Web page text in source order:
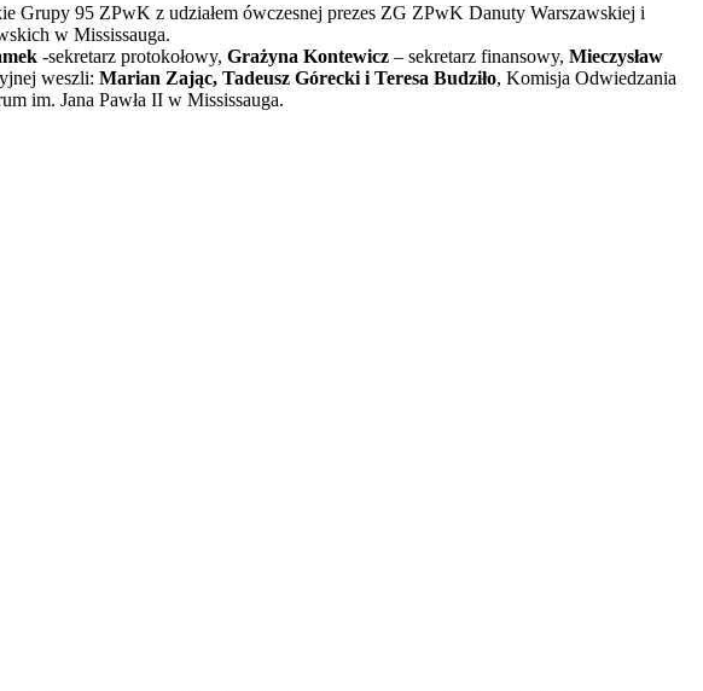
Grupy 95 ZPwK z udziałem ówczesnej prezes ZG ZPwK Danuty Warszawskiej i
w Mississauga.
-sekretarz protokołowy, Grażyna Kontewicz – sekretarz finansowy, Mieczysław
weszli: Marian Zając, Tadeusz Górecki i Teresa Budziło, Komisja Odwiedzania
im. Jana Pawła II w Mississauga.